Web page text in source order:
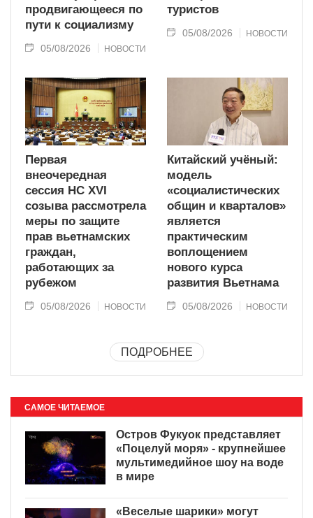
продвигающееся по
пути к социализму
05/08/2026 НОВОСТИ
туристов
05/08/2026 НОВОСТИ
Первая
внеочередная
сессия НС XVI
созыва рассмотрела
меры по защите
прав вьетнамских
граждан,
работающих за
рубежом
05/08/2026 НОВОСТИ
Китайский учёный:
модель
«социалистических
общин и кварталов»
является
практическим
воплощением
нового курса
развития Вьетнама
05/08/2026 НОВОСТИ
ПОДРОБНЕЕ
САМОЕ ЧИТАЕМОЕ
Остров Фукуок представляет
«Поцелуй моря» - крупнейшее
мультимедийное шоу на воде
в мире
«Веселые шарики» могут